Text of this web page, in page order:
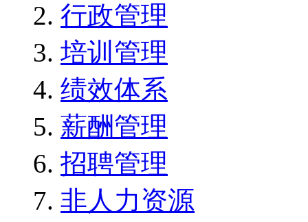
行政管理
培训管理
绩效体系
薪酬管理
招聘管理
非人力资源